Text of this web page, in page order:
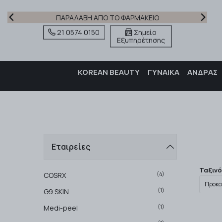
ΠΑΡΑΛΑΒΗ ΑΠΟ ΤΟ ΦΑΡΜΑΚΕΙΟ
21 0574 0150
Σημείο
Εξυπηρέτησης
KOREAN BEAUTY ΓΥΝΑΙΚΑ ΑΝΔΡΑΣ
Εταιρείες
COSRX (4)
G9 SKIN (1)
Medi-peel (1)